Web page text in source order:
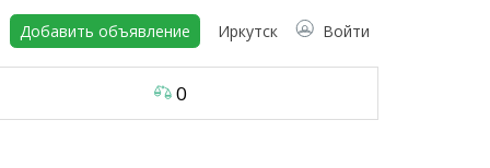
Добавить объявление Иркутск Войти
0